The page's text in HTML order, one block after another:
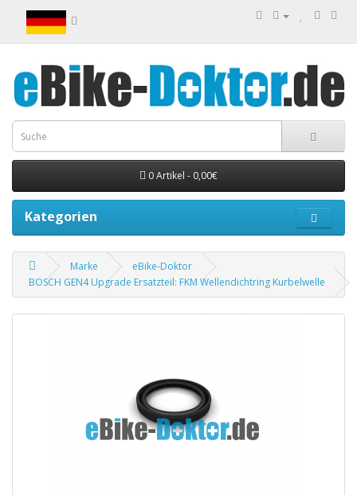
0 Artikel - 0,00€
Kategorien
Marke
eBike-Doktor
BOSCH GEN4 Upgrade Ersatzteil: FKM Wellendichtring Kurbelwelle